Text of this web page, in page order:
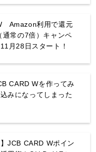
Amazon利用で還元
通常の7倍）キャンペ
月28日スタート！
CARD Wを作ってみ
みになってしまった
】JCB CARD Wポイン